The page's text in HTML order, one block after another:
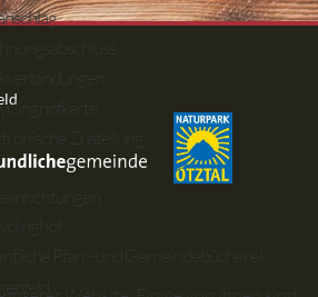
Zustellung
Pfarr- und Gemeindebücherei